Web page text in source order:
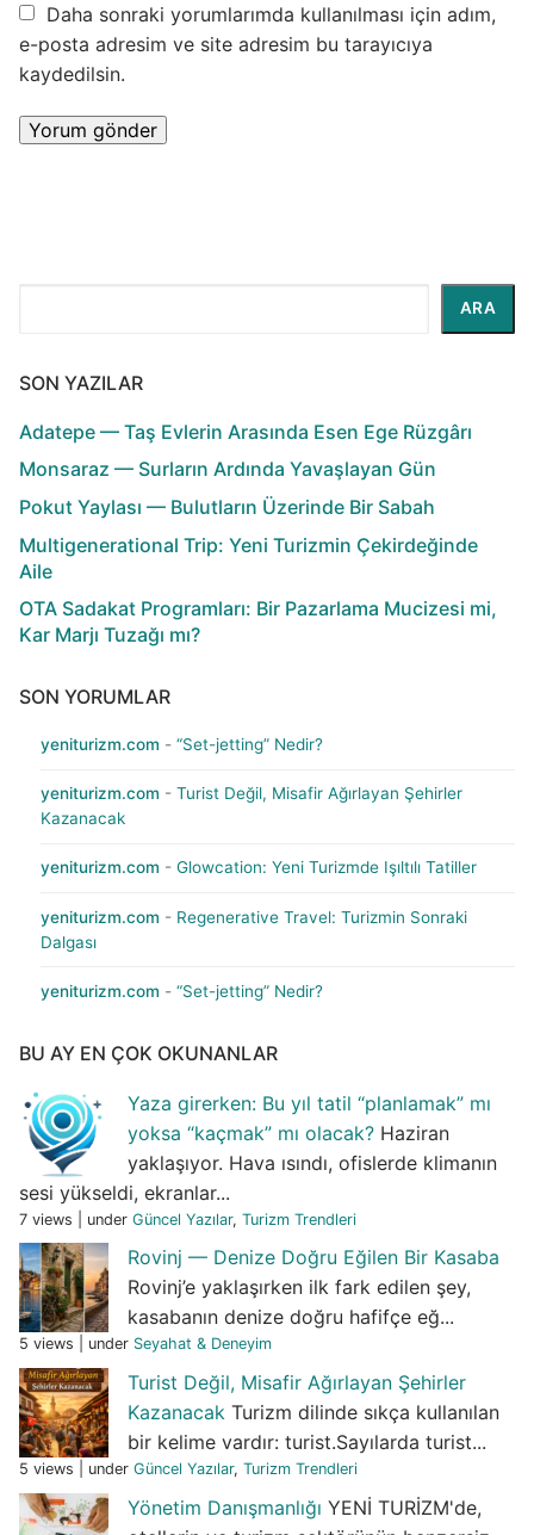
Daha sonraki yorumlarımda kullanılması için adım,
e-posta adresim ve site adresim bu tarayıcıya
kaydedilsin.
ARA
SON YAZILAR
Adatepe — Taş Evlerin Arasında Esen Ege Rüzgârı
Monsaraz — Surların Ardında Yavaşlayan Gün
Pokut Yaylası — Bulutların Üzerinde Bir Sabah
Multigenerational Trip: Yeni Turizmin Çekirdeğinde
Aile
OTA Sadakat Programları: Bir Pazarlama Mucizesi mi,
Kar Marjı Tuzağı mı?
SON YORUMLAR
yeniturizm.com - “Set-jetting” Nedir?
yeniturizm.com - Turist Değil, Misafir Ağırlayan Şehirler
Kazanacak
yeniturizm.com - Glowcation: Yeni Turizmde Işıltılı Tatiller
yeniturizm.com - Regenerative Travel: Turizmin Sonraki
Dalgası
yeniturizm.com - “Set-jetting” Nedir?
BU AY EN ÇOK OKUNANLAR
Yaza girerken: Bu yıl tatil “planlamak” mı
yoksa “kaçmak” mı olacak? Haziran
yaklaşıyor. Hava ısındı, ofislerde klimanın
sesi yükseldi, ekranlar...
7 views under Güncel Yazılar, Turizm Trendleri
Rovinj — Denize Doğru Eğilen Bir Kasaba
Rovinj’e yaklaşırken ilk fark edilen şey,
kasabanın denize doğru hafifçe eğ...
5 views under Seyahat & Deneyim
Turist Değil, Misafir Ağırlayan Şehirler
Kazanacak Turizm dilinde sıkça kullanılan
bir kelime vardır: turist.Sayılarda turist...
5 views under Güncel Yazılar, Turizm Trendleri
Yönetim Danışmanlığı YENİ TURİZM'de,